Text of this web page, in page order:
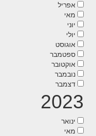
אפריל
מאי
יוני
יולי
אוגוסט
ספטמבר
אוקטובר
נובמבר
דצמבר
2023
ינואר
מאי